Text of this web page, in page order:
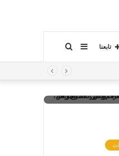
إضافة
جانبي
تابعنا